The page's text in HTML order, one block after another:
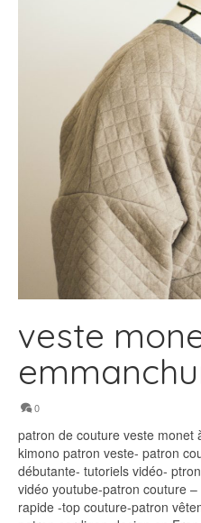
veste
0
patron de couture veste monet
kimono patron veste- patron
débutante- tutoriels vidéo-
vidéo youtube-patron couture
rapide -top couture-patron